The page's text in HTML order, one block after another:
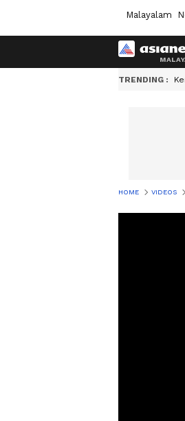
Malayalam
TRENDING :
HOME VIDEOS